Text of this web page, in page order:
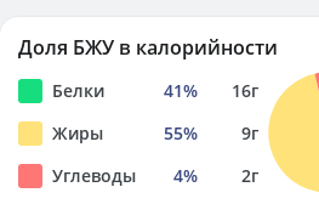
Доля БЖУ в калорийности
Белки 41% 16г
Жиры
55% 9г
Углеводы
4% 2г